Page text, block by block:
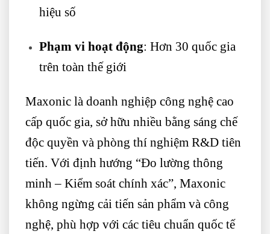
hiệu số
Phạm vi hoạt động: Hơn 30 quốc gia
trên toàn thế giới
Maxonic là doanh nghiệp công nghệ cao
cấp quốc gia, sở hữu nhiều bằng sáng chế
độc quyền và phòng thí nghiệm R&D tiên
tiến. Với định hướng “Đo lường thông
minh – Kiểm soát chính xác”, Maxonic
không ngừng cải tiến sản phẩm và công
nghệ, phù hợp với các tiêu chuẩn quốc tế